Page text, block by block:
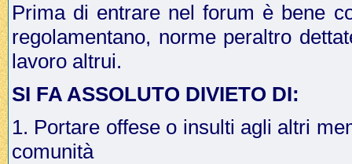
Prima di entrare nel forum è bene
regolamentano, norme peraltro
lavoro altrui.
SI FA ASSOLUTO DIVIETO DI:
1. Portare offese o insulti agli altri
comunità